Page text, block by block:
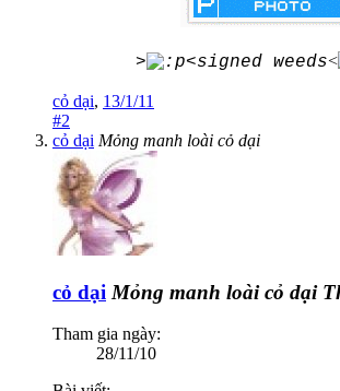
> <signed weeds<
cỏ dại, 13/1/11
#2
cỏ dại Mỏng manh loài cỏ dại
cỏ dại Mỏng manh loài cỏ dại
Tham gia ngày:
28/11/10